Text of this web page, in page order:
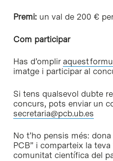
Premi:un val de 200 € per
Com participar
Has d’omplir aquest
imatge i participar al
Si tens qualsevol dubte
concurs, pots enviar un
secretaria@pcb.ub.es
No t’ho pensis més:
PCB” i comparteix la
comunitat científica del